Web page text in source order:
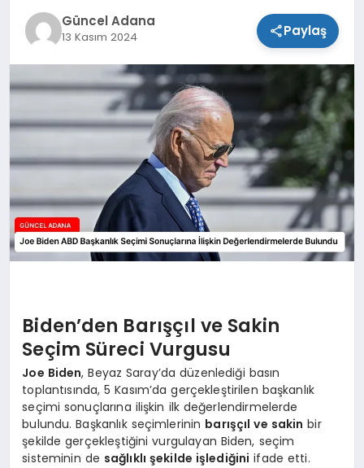
Güncel Adana
13 Kasım 2024 Paylaş
Biden’den Barışçıl ve Sakin
Seçim Süreci Vurgusu
Joe Biden, Beyaz Saray’da düzenlediği basın
toplantısında, 5 Kasım’da gerçekleştirilen başkanlık
seçimi sonuçlarına ilişkin ilk değerlendirmelerde
bulundu. Başkanlık seçimlerinin barışçıl ve sakin bir
şekilde gerçekleştiğini vurgulayan Biden, seçim
sisteminin de sağlıklı şekilde işlediğini ifade etti.